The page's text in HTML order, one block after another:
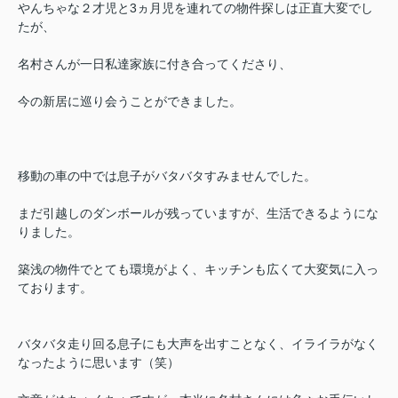
やんちゃな２才児と3ヵ月児を連れての物件探しは正直大変でし
たが、
名村さんが一日私達家族に付き合ってくださり、
今の新居に巡り会うことができました。
移動の車の中では息子がバタバタすみませんでした。
まだ引越しのダンボールが残っていますが、生活できるようにな
りました。
築浅の物件でとても環境がよく、キッチンも広くて大変気に入っ
ております。
バタバタ走り回る息子にも大声を出すことなく、イライラがなく
なったように思います（笑）